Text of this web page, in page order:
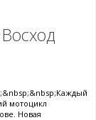
мотоцикл
Новая